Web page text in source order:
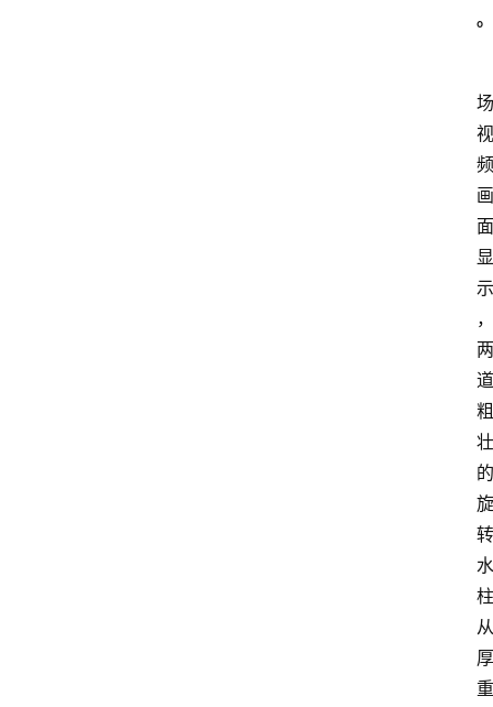
。
场
视
频
画
面
显
示
，
两
道
粗
壮
的
旋
转
水
柱
从
厚
重